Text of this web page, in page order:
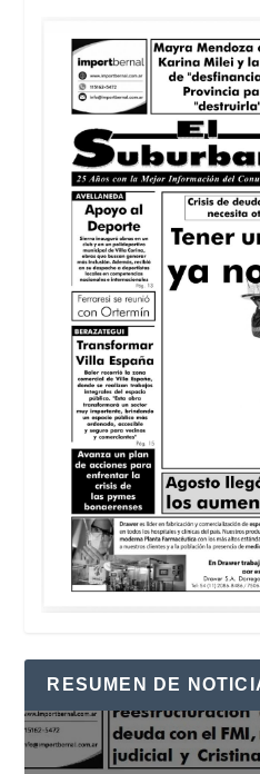
RESUMEN DE
Reproductor
de
vídeo